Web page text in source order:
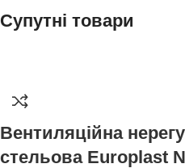
Супутні товари
Вентиляційна
стельова Europlast